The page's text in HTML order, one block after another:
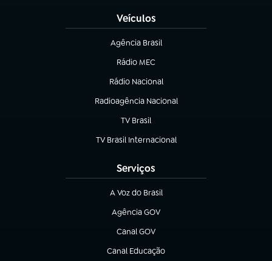
Veículos
Agência Brasil
(abre em nova aba)
Rádio MEC
(abre em nova aba)
Rádio Nacional
Radioagência Nacional
(abre em nova aba)
TV Brasil
(abre em nova aba)
TV Brasil Internacional
(abre em nova aba)
Serviços
A Voz do Brasil
(abre em nova aba)
Agência GOV
(abre em nova aba)
Canal GOV
(abre em nova aba)
Canal Educação
(abre em nova aba)